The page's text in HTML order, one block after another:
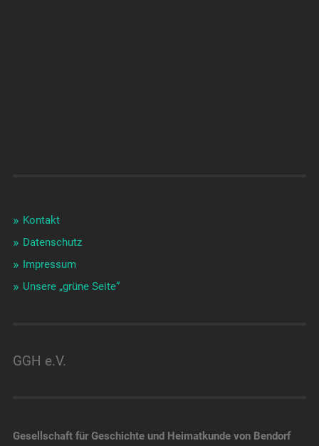
Kontakt
Datenschutz
Impressum
Unsere „grüne Seite“
GGH e.V.
Gesellschaft für Geschichte und Heimatkunde von Bendorf